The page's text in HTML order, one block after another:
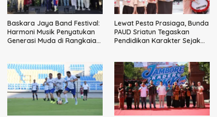
Baskara Jaya Band Festival:
Harmoni Musik Penyatukan
Generasi Muda di Rangkaian
Lewat Pesta Prasiaga, Bunda
PAUD Sriatun Tegaskan
Pendidikan Karakter Sejak